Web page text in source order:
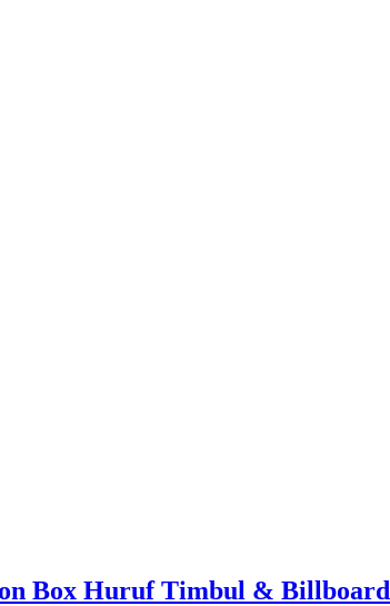
Box Huruf Timbul & Billboard